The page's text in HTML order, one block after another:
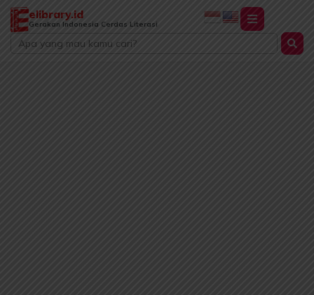
Lewati
konten
elibrary.id
Gerakan Indonesia Cerdas Literasi
Search
...